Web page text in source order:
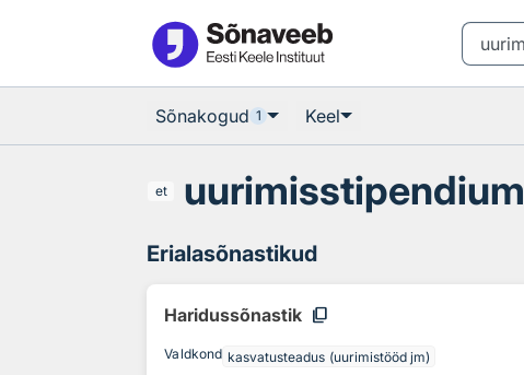
Sõnakogud 1 Keel
et uurimisstipendium
Erialasõnastikud
Haridussõnastik content_copy
Valdkond kasvatusteadus (uurimistööd jm)